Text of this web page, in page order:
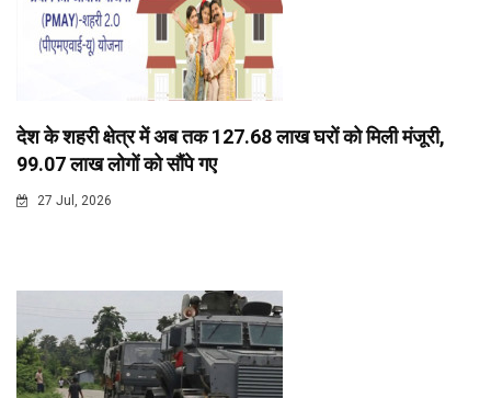
देश के शहरी क्षेत्र में अब तक 127.68 लाख घरों को मिली मंजूरी,
99.07 लाख लोगों को सौंपे गए
27 Jul, 2026